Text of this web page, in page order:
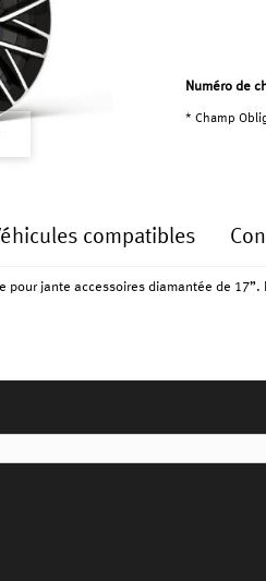
Numéro de
* Champ
compatibles
pour jante accessoires diamantée de